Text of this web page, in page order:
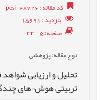
کد مقاله: pesi-48726
بازدید: 15691
صفحه: 5 - 33
نوع مقاله: پژوهشی
تحلیل و ارزیابی
تربیتی هوش¬های